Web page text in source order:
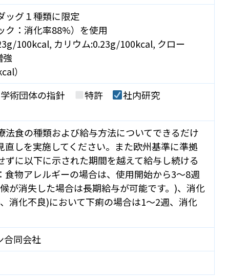
ッグ１種類に限定
ク：消化率88%）を使用
100kcal, カリウム:0.23g/100kcal, クロー
強
）
学術団体の指針 特許
社内研究
法食の種類および給与方法についてできるだけ
直しを実施してください。また欧州基準に準拠
ずに以下に示された期間を越えて給与し続ける
食物アレルギーの場合は、使用開始から3～8週
が消失した場合は長期給与が可能です。)、消化
消化不良)において下痢の場合は1～2週、消化
合同会社